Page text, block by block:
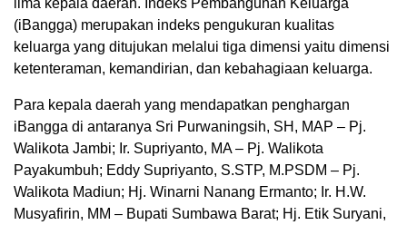
lima kepala daerah. Indeks Pembangunan Keluarga
(iBangga) merupakan indeks pengukuran kualitas
keluarga yang ditujukan melalui tiga dimensi yaitu dimensi
ketenteraman, kemandirian, dan kebahagiaan keluarga.
Para kepala daerah yang mendapatkan penghargan
iBangga di antaranya Sri Purwaningsih, SH, MAP – Pj.
Walikota Jambi; Ir. Supriyanto, MA – Pj. Walikota
Payakumbuh; Eddy Supriyanto, S.STP, M.PSDM – Pj.
Walikota Madiun; Hj. Winarni Nanang Ermanto; Ir. H.W.
Musyafirin, MM – Bupati Sumbawa Barat; Hj. Etik Suryani,